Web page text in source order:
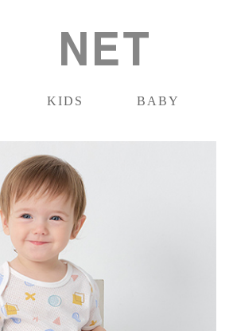
KIDS
BABY